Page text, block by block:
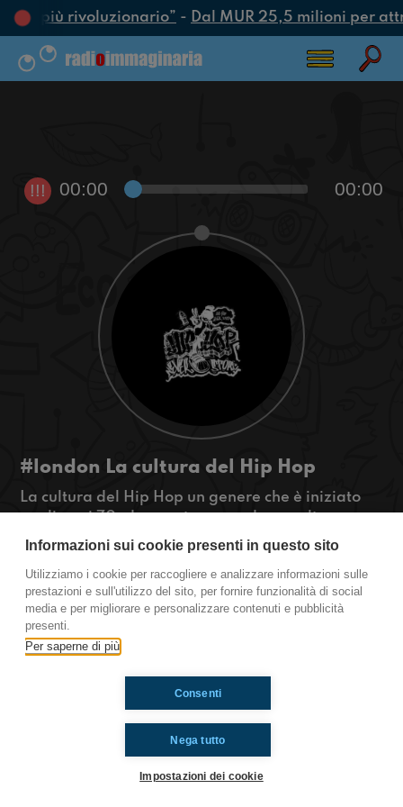
più rivoluzionario”- Dal MUR 25,5 milioni per
!!! 00:00 00:00
#london La cultura del Hip Hop
La cultura del Hip Hop un genere che è iniziato
negli anni 70, dove potremo vedere molte
differenze rispetto ad oggi!
#OkkinSu www.radioimmaginaria.it
London UK
Ti è piaciuto? Condividilo!
Informazioni sui cookie presenti in questo sito
Utilizziamo i cookie per raccogliere e analizzare informazioni sulle
prestazioni e sull'utilizzo del sito, per fornire funzionalità di social
media e per migliorare e personalizzare contenuti e pubblicità
presenti.
Per saperne di più
Nega tutto
Consenti
Impostazioni dei cookie